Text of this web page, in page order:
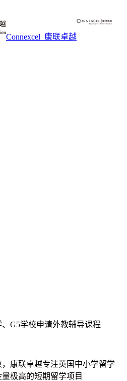
Connexcel_康联卓越
G5学校申请外教辅导课程
康联卓越专注英国中小学留学
极高的短期留学项目